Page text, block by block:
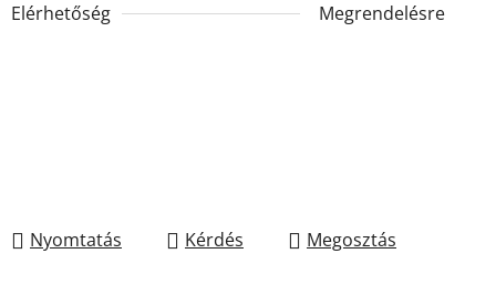
Elérhetőség Megrendelésre
Nyomtatás Kérdés Megosztás